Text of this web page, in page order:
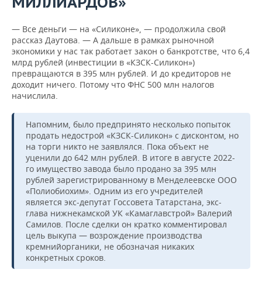
— Все деньги — на «Силиконе», — продолжила свой
рассказ Даутова. — А дальше в рамках рыночной
экономики у нас так работает закон о банкротстве, что 6,4
млрд рублей (инвестиции в «КЗСК-Силикон»)
превращаются в 395 млн рублей. И до кредиторов не
доходит ничего. Потому что ФНС 500 млн налогов
начислила.
Напомним, было предпринято несколько попыток
продать недострой «КЗСК-Силикон» с дисконтом, но
на торги никто не заявлялся. Пока объект не
уценили до 642 млн рублей. В итоге в августе 2022-
го имущество завода было продано за 395 млн
рублей зарегистрированному в Менделеевске ООО
«Полиобиохим». Одним из его учредителей
является экс-депутат Госсовета Татарстана, экс-
глава нижнекамской УК «Камаглавстрой» Валерий
Самилов. После сделки он кратко комментировал
цель выкупа — возрождение производства
кремнийорганики, не обозначая никаких
конкретных сроков.